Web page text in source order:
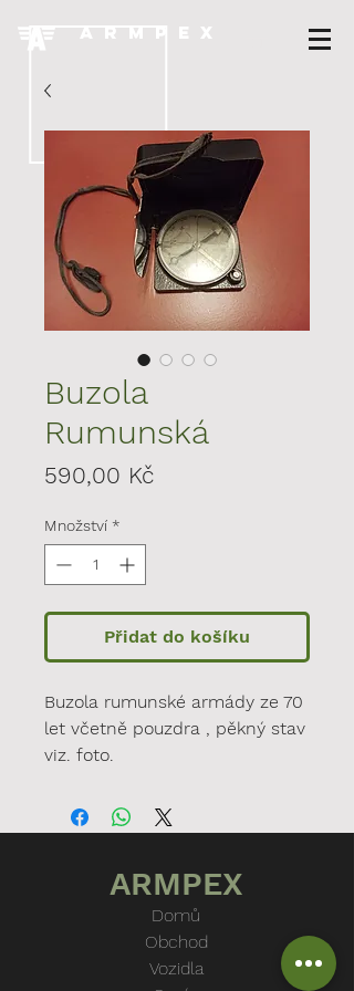
A R M P E X
Buzola
Rumunská
590,00 KčCena
Množství *
Přidat do košíku
Buzola rumunské armády ze 70
let včetně pouzdra , pěkný stav
viz. foto.
ARMPEX
Domů
Obchod
Vozidla